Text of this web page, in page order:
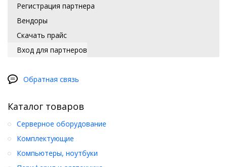
Регистрация партнера
Вендоры
Скачать прайс
Вход для партнеров
Обратная связь
Каталог товаров
Серверное оборудование
Комплектующие
Компьютеры, ноутбуки